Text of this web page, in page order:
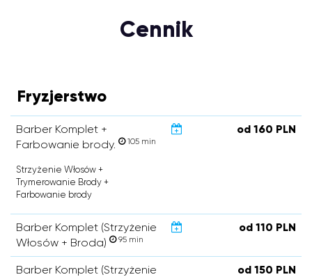
Cennik
Fryzjerstwo
Barber Komplet +
Farbowanie brody.
105 min
od 160 PLN
Strzyżenie Włosów +
Trymerowanie Brody +
Farbowanie brody
Barber Komplet (Strzyżenie
Włosów + Broda)
95 min
od 110 PLN
Barber Komplet (Strzyżenie
od 150 PLN